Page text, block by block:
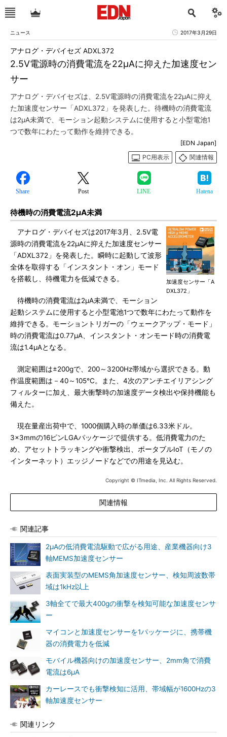
ニュース 2017年3月29日
2.5V電源時の消費電流を22μAに抑えた加速度セン
サー
アナログ・デバイセズ ADXL372
アナログ・デバイセズは、2.5V電源時の消費電流を22μAに抑え
た加速度センサー「ADXL372」を発表した。待機時の消費電流
は2μA未満で、モーション起動システムに使用すると小型電池1
つで数年にわたって動作を維持できる。
[EDN Japan]
PC用表示
関連情報
Share Post LINE Hatena
待機時の消費電流2μA未満
加速度センサー「A
DXL372」
アナログ・デバイセズは2017年3月、2.5V電
源時の消費電流を22μAに抑えた加速度センサー
「ADXL372」を発表した。瞬時に起動して波形
全体を取得する「インスタント・オン」モード
を搭載し、待機電力を低減できる。
待機時の消費電流は2μA未満で、モーション
起動システムに使用すると小型電池1つで数年にわたって動作を
維持できる。モーショントリガーの「ウェークアップ・モード」
時の消費電流は0.77μA、インスタント・オンモード時の消費電
流は1.4μAとなる。
測定範囲は±200gで、200～3200Hz帯域から選択できる。動
作温度範囲は－40～105℃。また、4次のアンチエイリアシング
フィルターに加え、最大衝撃時の加速度データ検出や保持機能も
備えた。
現在量産出荷中で、1000個購入時の単価は6.33米ドル。
3×3mmの16ピンLGAパッケージで提供する。低消費電力のた
め、アセットトラッキングや衝撃検出、ポータブルIoT（モノの
インターネット）エッジノードなどでの用途を見込む。
Copyright © ITmedia, Inc. All Rights Reserved.
関連情報
関連記事
2μAの低消費電流駆動で広がる用途、産業機器向け3
軸MEMS加速度センサー
表面実装型のMEMS角加速度センサー、検知周波数帯
域は1kHz以上
3軸全てで最大400gの衝撃を検知可能な加速度センサ
ー
マイコンと加速度センサーを1パッケージに、携帯機
器の消費電力を低減
モバイル機器向けの加速度センサー、2mm角で消費
電流は6μA
カーレースでも衝撃検知に活用、帯域幅が1600Hzの3
軸加速度センサー
関連リンク